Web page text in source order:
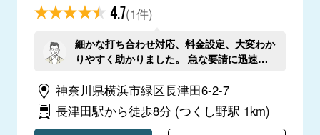
4.7(1件)
細かな打ち合わせ対応、料金設定、大変わか
りやすく助かりました。 急な要請に迅速に
神奈川県横浜市緑区長津田6-2-7
長津田駅から徒歩8分 (つくし野駅 1km)